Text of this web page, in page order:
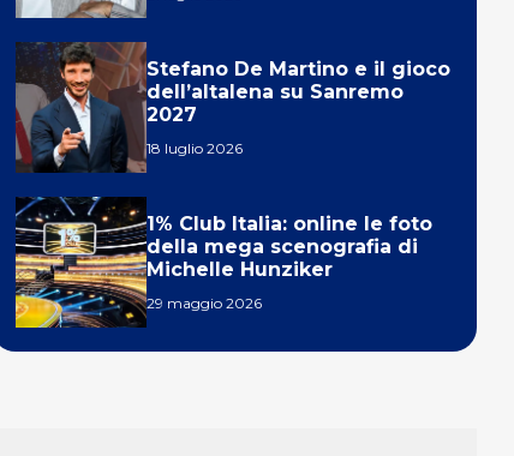
Stefano De Martino e il gioco
dell’altalena su Sanremo
2027
18 luglio 2026
1% Club Italia: online le foto
della mega scenografia di
Michelle Hunziker
29 maggio 2026